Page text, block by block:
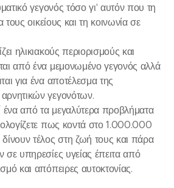
γεγονός τόσο γι' αυτόν που τη
τους οικείους και τη κοινωνία σε
ηλικιακούς περιορισμούς και
από ένα μεμονωμένο γεγονός αλλά
για ένα αποτέλεσμα της
γεγονότων.
ένα από τα μεγαλύτερα προβλήματα
πως κοντά στο 1.000.000
τέλος στη ζωή τους και πάρα
υπηρεσίες υγείας έπειτα από
και απόπειρες αυτοκτονίας.